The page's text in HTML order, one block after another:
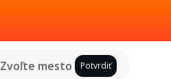
Zvoľte mesto Potvrdiť